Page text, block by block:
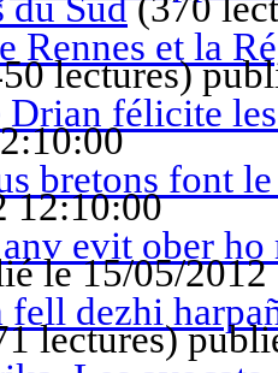
Rennes et la
lectures)
Drian félicite
bretons font
12:10:00
evit ober ho
le 15/05/2012
dezhi
lectures)